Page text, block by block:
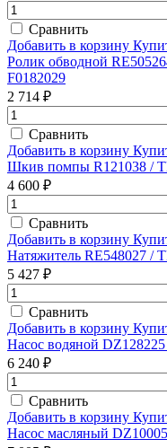
Сравнить
Добавить в корзину
Ролик обводной
F0182029
2 714 ₽
Сравнить
Добавить в корзину
Шкив помпы R121038 /
4 600 ₽
Сравнить
Добавить в корзину
Натяжитель RE548027 /
5 427 ₽
Сравнить
Добавить в корзину
Насос водяной
6 240 ₽
Сравнить
Добавить в корзину
Насос масляный